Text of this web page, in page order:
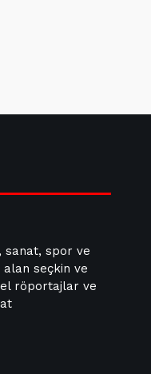
sanat, spor ve
alan seçkin ve
röportajlar ve